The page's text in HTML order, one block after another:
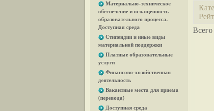
Материально-техническое
обеспечение и оснащенность
образовательного процесса.
Доступная среда
Стипендии и иные виды
материальной поддержки
Платные образовательные
услуги
Финансово-хозяйственная
деятельность
Вакантные места для приема
(перевода)
Доступная среда